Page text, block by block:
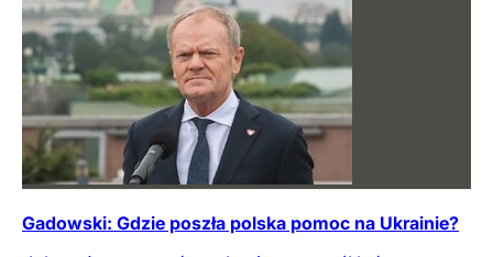
Gadowski: Gdzie poszła polska pomoc na Ukrainie?